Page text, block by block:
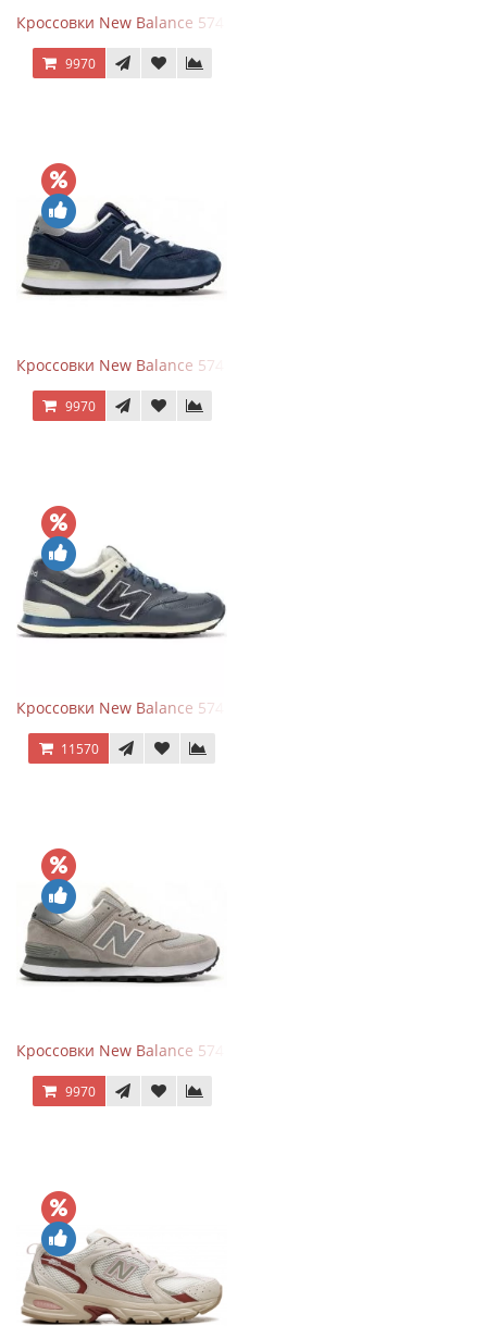
Кроссовки New Balance 574 Power Beige Pink
9970
Кроссовки New Balance 574 Classic Blue Grey
9970
Кроссовки New Balance 574 Classic Blue White Leather
11570
Кроссовки New Balance 574 Silver Summer Fog
9970